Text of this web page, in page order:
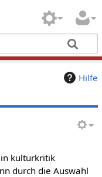
Hilfe
kulturkritik
durch die Auswahl